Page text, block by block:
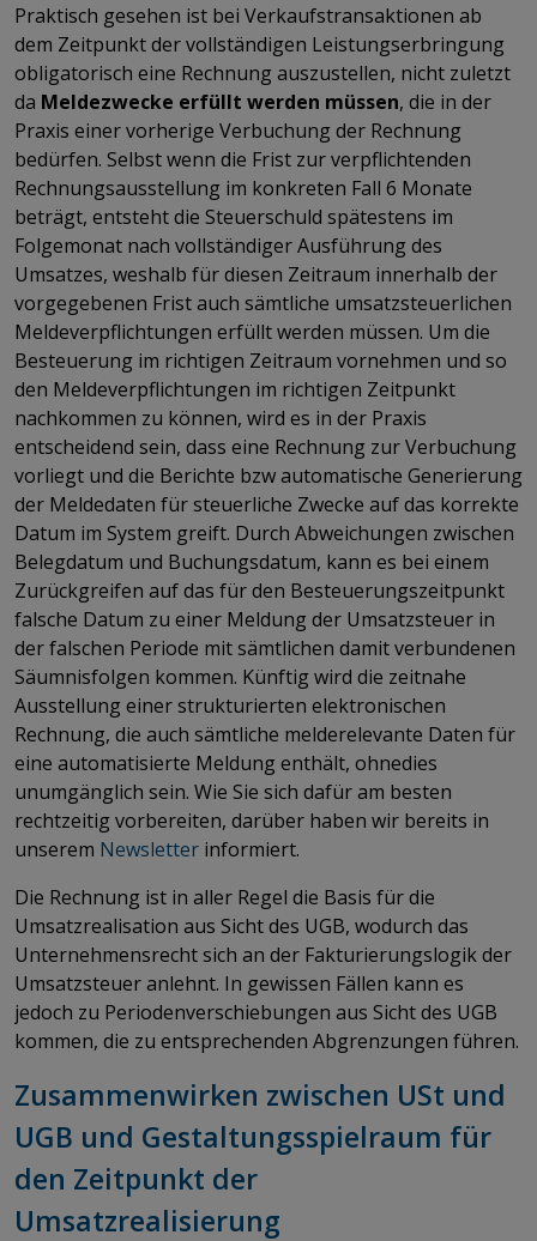
Praktisch gesehen ist bei Verkaufstransaktionen ab
dem Zeitpunkt der vollständigen Leistungserbringung
obligatorisch eine Rechnung auszustellen, nicht zuletzt
da Meldezwecke erfüllt werden müssen, die in der
Praxis einer vorherige Verbuchung der Rechnung
bedürfen. Selbst wenn die Frist zur verpflichtenden
Rechnungsausstellung im konkreten Fall 6 Monate
beträgt, entsteht die Steuerschuld spätestens im
Folgemonat nach vollständiger Ausführung des
Umsatzes, weshalb für diesen Zeitraum innerhalb der
vorgegebenen Frist auch sämtliche umsatzsteuerlichen
Meldeverpflichtungen erfüllt werden müssen. Um die
Besteuerung im richtigen Zeitraum vornehmen und so
den Meldeverpflichtungen im richtigen Zeitpunkt
nachkommen zu können, wird es in der Praxis
entscheidend sein, dass eine Rechnung zur Verbuchung
vorliegt und die Berichte bzw automatische Generierung
der Meldedaten für steuerliche Zwecke auf das korrekte
Datum im System greift. Durch Abweichungen zwischen
Belegdatum und Buchungsdatum, kann es bei einem
Zurückgreifen auf das für den Besteuerungszeitpunkt
falsche Datum zu einer Meldung der Umsatzsteuer in
der falschen Periode mit sämtlichen damit verbundenen
Säumnisfolgen kommen. Künftig wird die zeitnahe
Ausstellung einer strukturierten elektronischen
Rechnung, die auch sämtliche melderelevante Daten für
eine automatisierte Meldung enthält, ohnedies
unumgänglich sein. Wie Sie sich dafür am besten
rechtzeitig vorbereiten, darüber haben wir bereits in
unserem Newsletter informiert.
Die Rechnung ist in aller Regel die Basis für die
Umsatzrealisation aus Sicht des UGB, wodurch das
Unternehmensrecht sich an der Fakturierungslogik der
Umsatzsteuer anlehnt. In gewissen Fällen kann es
jedoch zu Periodenverschiebungen aus Sicht des UGB
kommen, die zu entsprechenden Abgrenzungen führen.
Zusammenwirken zwischen USt und
UGB und Gestaltungsspielraum für
den Zeitpunkt der
Umsatzrealisierung